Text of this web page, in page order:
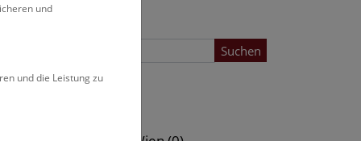
Suchen
und
und die Leistung zu